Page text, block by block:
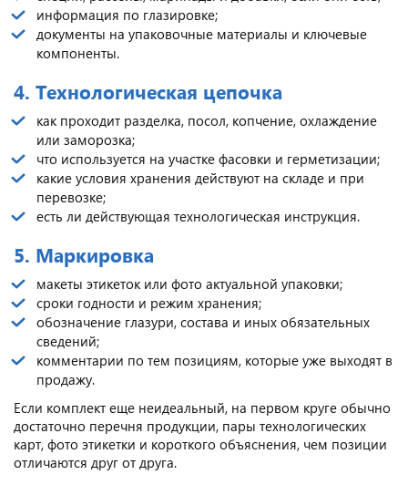
информация по глазировке;
документы на упаковочные материалы и ключевые
компоненты.
4. Технологическая цепочка
как проходит разделка, посол, копчение, охлаждение
или заморозка;
что используется на участке фасовки и герметизации;
какие условия хранения действуют на складе и при
перевозке;
есть ли действующая технологическая инструкция.
5. Маркировка
макеты этикеток или фото актуальной упаковки;
сроки годности и режим хранения;
обозначение глазури, состава и иных обязательных
сведений;
комментарии по тем позициям, которые уже выходят в
продажу.
Если комплект еще неидеальный, на первом круге обычно
достаточно перечня продукции, пары технологических
карт, фото этикетки и короткого объяснения, чем позиции
отличаются друг от друга.